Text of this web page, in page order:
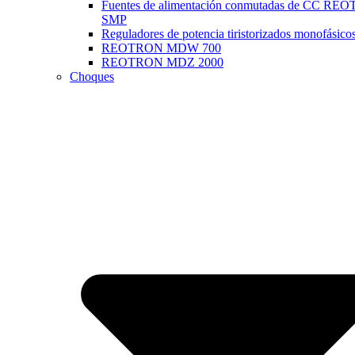
Fuentes de alimentación conmutadas de CC
SMP
Reguladores de potencia tiristorizados
REOTRON MDW 700
REOTRON MDZ 2000
Choques